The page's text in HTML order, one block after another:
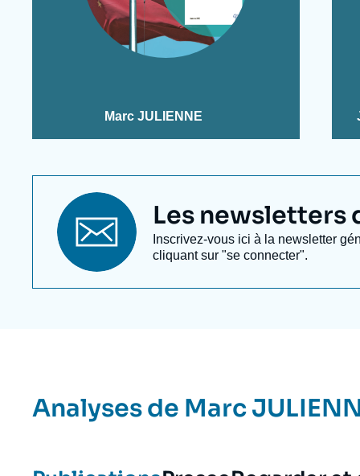
Marc JULIENNE
Titre
newsletter
Les newsletters
Texte
Newsletter
Inscrivez-vous ici à la newsletter
cliquant sur "se connecter".
Analyses de Marc